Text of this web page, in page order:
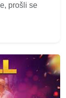
prošli se